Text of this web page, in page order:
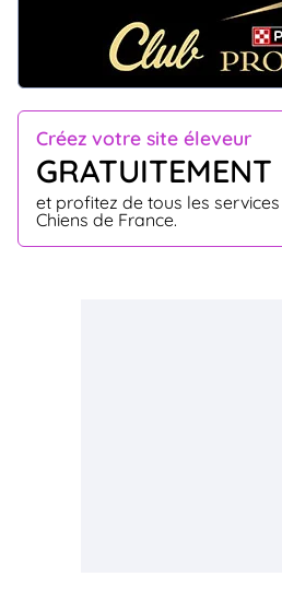
Créez votre site éleveur
GRATUITEMENT
et profitez de tous les services
Chiens de France.